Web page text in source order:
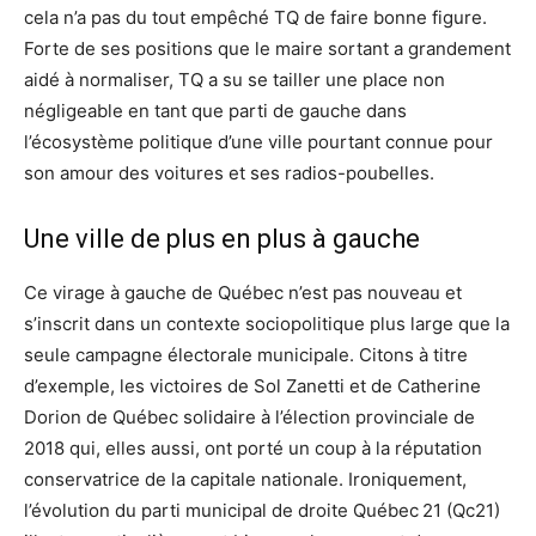
cela n’a pas du tout empêché TQ de faire bonne figure.
Forte de ses positions que le maire sortant a grandement
aidé à normaliser, TQ a su se tailler une place non
négligeable en tant que parti de gauche dans
l’écosystème politique d’une ville pourtant connue pour
son amour des voitures et ses radios-poubelles.
Une ville de plus en plus à gauche
Ce virage à gauche de Québec n’est pas nouveau et
s’inscrit dans un contexte sociopolitique plus large que la
seule campagne électorale municipale. Citons à titre
d’exemple, les victoires de Sol Zanetti et de Catherine
Dorion de Québec solidaire à l’élection provinciale de
2018 qui, elles aussi, ont porté un coup à la réputation
conservatrice de la capitale nationale. Ironiquement,
l’évolution du parti municipal de droite Québec 21 (Qc21)